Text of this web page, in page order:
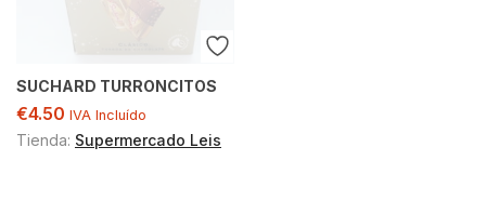
SUCHARD TURRONCITOS
€4.50 IVA Incluído
Tienda: Supermercado Leis